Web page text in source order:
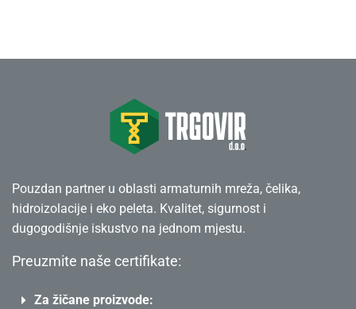
Pouzdan partner u oblasti armaturnih mreža, čelika,
hidroizolacije i eko peleta. Kvalitet, sigurnost i
dugogodišnje iskustvo na jednom mjestu.
Preuzmite naše certifikate:
Za žičane proizvode: